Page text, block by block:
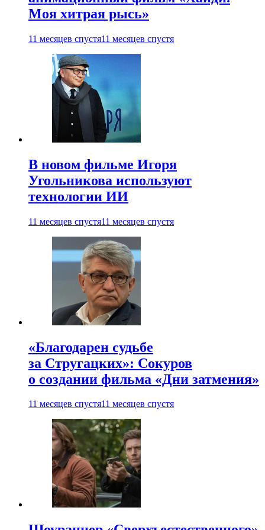
Моя хитрая рысь»
11 месяцев спустя11 месяцев спустя
В новом фильме Игоря
Угольникова используют
технологии ИИ
11 месяцев спустя11 месяцев спустя
«Благодарен судьбе
за Стругацких»: Сокуров
о создании фильма «Дни затмения»
11 месяцев спустя11 месяцев спустя